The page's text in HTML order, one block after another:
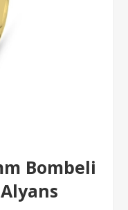
Bombeli